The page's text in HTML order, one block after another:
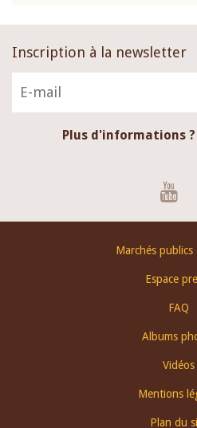
Inscription à la newsletter
Plus d'informations ?
Marchés publics
Espace
FAQ
Albums
Vidéos
Mentions
Plan du